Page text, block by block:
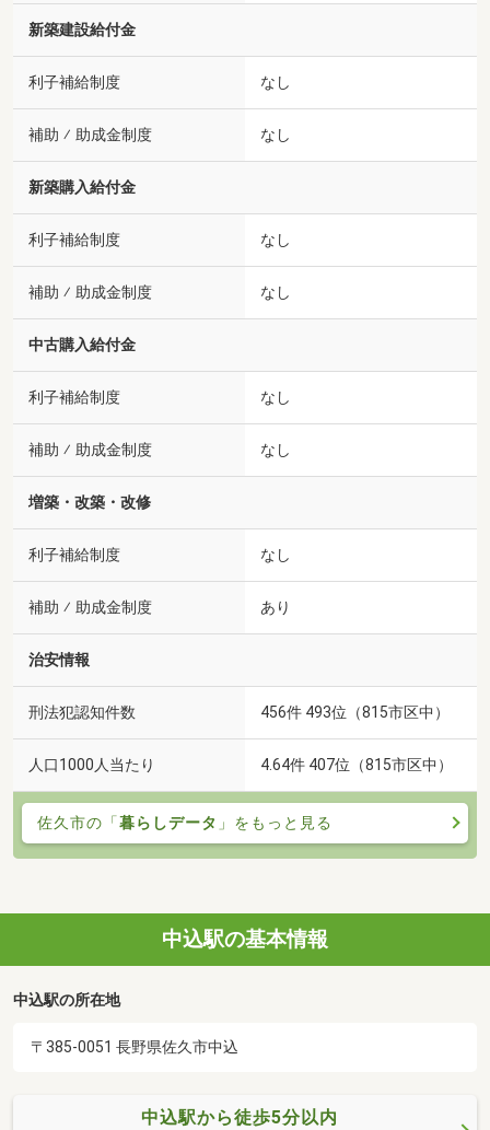
新築建設給付金
利子補給制度 なし
補助 ⁄ 助成金制度 なし
新築購入給付金
利子補給制度 なし
補助 ⁄ 助成金制度 なし
中古購入給付金
利子補給制度 なし
補助 ⁄ 助成金制度 なし
増築・改築・改修
利子補給制度 なし
補助 ⁄ 助成金制度 あり
治安情報
刑法犯認知件数 456件 493位（815市区中）
人口1000人当たり 4.64件 407位（815市区中）
佐久市の「暮らしデータ 」をもっと見る
中込駅の基本情報
中込駅の所在地
〒385-0051 長野県佐久市中込
中込駅から徒歩5分以内